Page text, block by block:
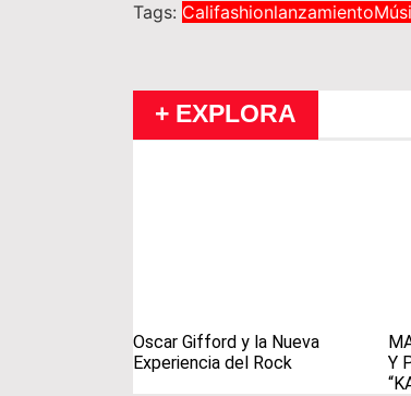
Tags: Califashionlanzamiento
+ EXPLORA
Oscar Gifford y la Nueva
Experiencia del Rock
Y